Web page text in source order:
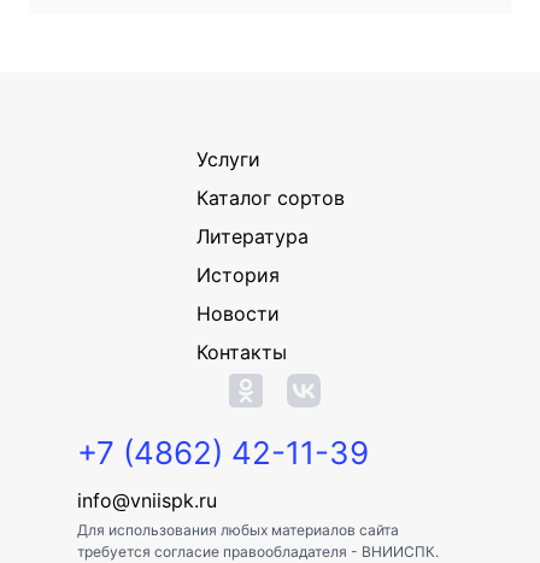
Услуги
Каталог сортов
Литература
История
Новости
Контакты
+7 (4862) 42-11-39
info@vniispk.ru
Для использования любых материалов сайта
требуется согласие правообладателя - ВНИИСПК.